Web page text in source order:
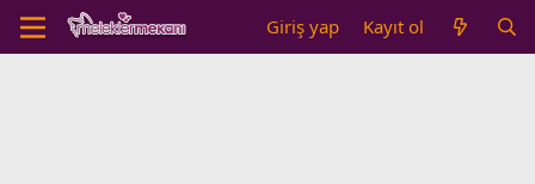
Giriş yap Kayıt ol